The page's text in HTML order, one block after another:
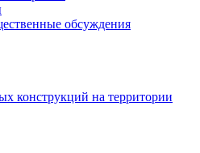
обсуждения
конструкций на территории